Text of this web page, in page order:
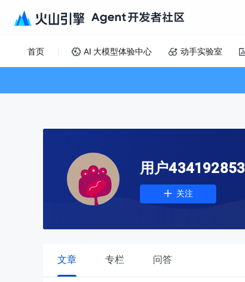
首页 AI 大模型体验中心 动手实验室
用户
关注
文章 专栏 问答